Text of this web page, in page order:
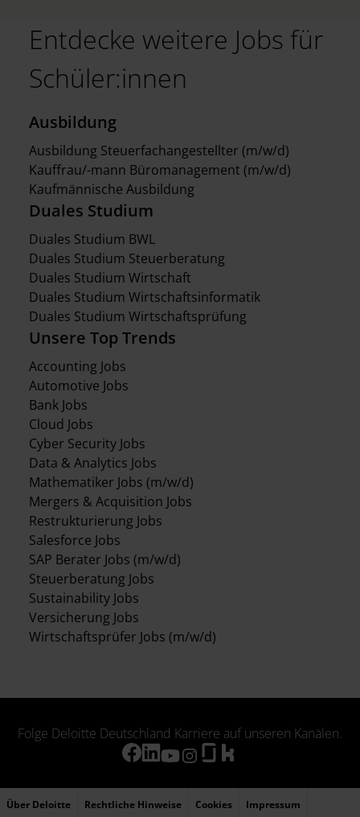
Entdecke weitere Jobs für
Schüler:innen
Unsere Top Trends
Accounting Jobs
Automotive Jobs
Bank Jobs
Cloud Jobs
Cyber Security Jobs
Data & Analytics Jobs
Mathematiker Jobs (m/w/d)
Mergers & Acquisition Jobs
Restrukturierung Jobs
Salesforce Jobs
SAP Berater Jobs (m/w/d)
Steuerberatung Jobs
Sustainability Jobs
Versicherung Jobs
Wirtschaftsprüfer Jobs (m/w/d)
Duales Studium
Duales Studium BWL
Duales Studium Steuerberatung
Duales Studium Wirtschaft
Duales Studium Wirtschaftsinformatik
Duales Studium Wirtschaftsprüfung
Ausbildung
Ausbildung Steuerfachangestellter (m/w/d)
Kauffrau/-mann Büromanagement (m/w/d)
Kaufmännische Ausbildung
Folge Deloitte Deutschland Karriere auf unseren Kanälen.
Über Deloitte Rechtliche Hinweise Cookies Impressum